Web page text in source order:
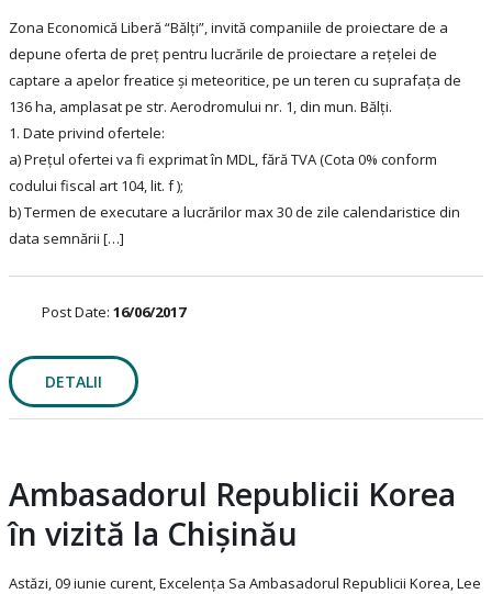
Zona Economică Liberă “Bălți”, invită companiile de proiectare de a
depune oferta de preț pentru lucrările de proiectare a rețelei de
captare a apelor freatice și meteoritice, pe un teren cu suprafața de
136 ha, amplasat pe str. Aerodromului nr. 1, din mun. Bălți.
1. Date privind ofertele:
a) Prețul ofertei va fi exprimat în MDL, fără TVA (Cota 0% conform
codului fiscal art 104, lit. f );
b) Termen de executare a lucrărilor max 30 de zile calendaristice din
data semnării […]
Post Date: 16/06/2017
DETALII
Ambasadorul Republicii Korea
în vizită la Chișinău
Astăzi, 09 iunie curent, Excelența Sa Ambasadorul Republicii Korea, Lee